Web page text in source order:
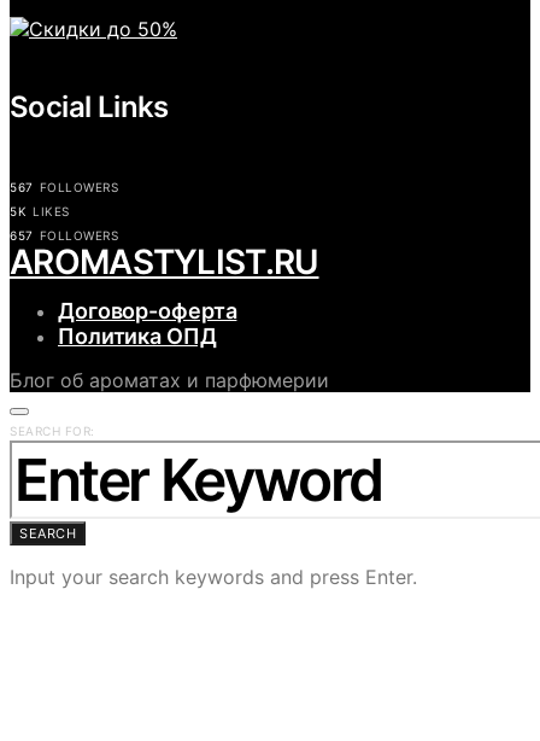
Social Links
567 FOLLOWERS
5K LIKES
657 FOLLOWERS
АROMASTYLIST.RU
Договор-оферта
Политика ОПД
Блог об ароматах и парфюмерии
SEARCH FOR:
SEARCH
Input your search keywords and press Enter.